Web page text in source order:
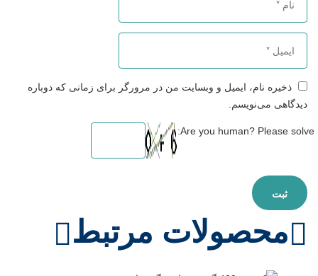
ذخیره نام، ایمیل و وبسایت من در مرورگر برای زمانی که دوباره
دیدگاهی می‌نویسم.
Are you human? Please solve:
محصولات مرتبط